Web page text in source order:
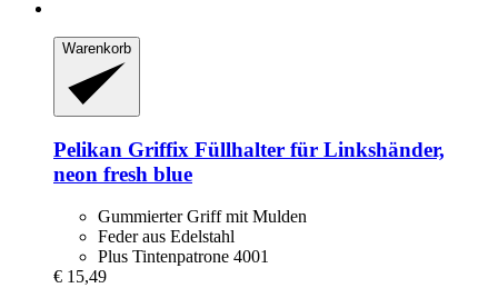
Warenkorb
Pelikan Griffix Füllhalter für Linkshänder,
neon fresh blue
Gummierter Griff mit Mulden
Feder aus Edelstahl
Plus Tintenpatrone 4001
€ 15,49